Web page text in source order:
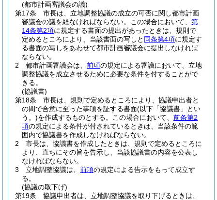
(都市計画審議会の議)
第17条
市長は、立地調整協議の成立の可否に関し都市計画
審議会の議を経なければならない。
この場合において、 第
14条第2項に規定する書面の提出があったときは、規則で
定めるところにより、当該書面の写しと 同条第4項に規定す
る書面の写しをあわせて都市計画審議会に提出しなければ
ならない。
2
都市計画審議会は、 前項の規定による審議において、立地
調整協議を成立させるために必要な条件を付することがで
きる。
(協議書)
第18条
市長は、規則で定めるところにより、協議申出者と
の間で合意に至った事項を証する書面(以下「協議書」とい
う。)を作成するものとする。 この場合において、 前条第2
項の規定による条件が付されているときは、当該条件の範
囲内で協議書を作成しなければならない。
2
市長は、協議書を作成したときは、規則で定めるところに
より、直ちにその旨を告示し、当該協議書の内容を公表し
なければならない。
3
立地調整協議は、 前項の規定による告示をもって成立す
る。
(協議の取下げ)
第19条
協議申出者は、立地調整協議を取り下げるときは、